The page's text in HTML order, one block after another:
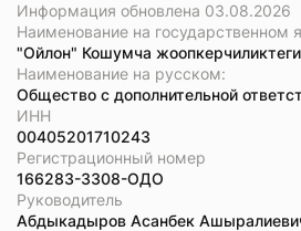
Информация обновлена 03.08.2026
Наименование на государственном
"Ойлон" Кошумча
Наименование на русском:
Общество с дополнительной
ИНН
00405201710243
Регистрационный номер
166283-3308-ОДО
Руководитель
Абдыкадыров Асанбек